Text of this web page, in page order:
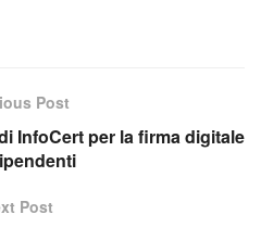
Post
InfoCert per la firma digitale
Post